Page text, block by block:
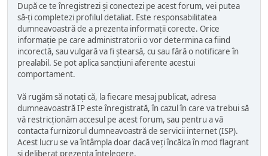
După ce te înregistrezi și conectezi pe acest forum, vei putea
să-ți completezi profilul detaliat. Este responsabilitatea
dumneavoastră de a prezenta informații corecte. Orice
informație pe care administratorii o vor determina ca fiind
incorectă, sau vulgară va fi ștearsă, cu sau fără o notificare în
prealabil. Se pot aplica sancțiuni aferente acestui
comportament.
Vă rugăm să notați că, la fiecare mesaj publicat, adresa
dumneavoastră IP este înregistrată, în cazul în care va trebui să
vă restricționăm accesul pe acest forum, sau pentru a vă
contacta furnizorul dumneavoastră de servicii internet (ISP).
Acest lucru se va întâmpla doar dacă veți încălca în mod flagrant
și deliberat prezenta înțelegere.